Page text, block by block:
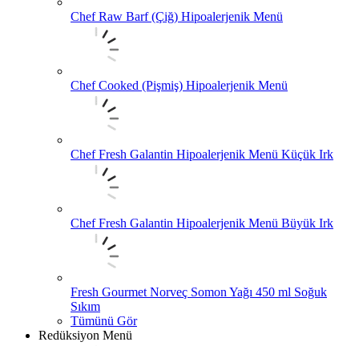
Chef Raw Barf (Çiğ) Hipoalerjenik Menü
Chef Cooked (Pişmiş) Hipoalerjenik Menü
Chef Fresh Galantin Hipoalerjenik Menü Küçük Irk
Chef Fresh Galantin Hipoalerjenik Menü Büyük Irk
Fresh Gourmet Norveç Somon Yağı 450 ml Soğuk
Sıkım
Tümünü Gör
Redüksiyon Menü